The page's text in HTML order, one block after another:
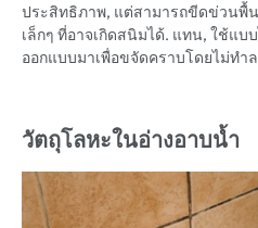
ประสิทธิภาพ, แต่สามารถขีดข่วนพื้น
เล็กๆ ที่อาจเกิดสนิมได้. แทน, ใช้แบ
ออกแบบมาเพื่อขจัดคราบโดยไม่ทำ
วัตถุโลหะในอ่างอาบน้ำ